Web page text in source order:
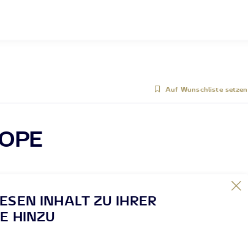
Auf Wunschliste setzen
INHALT ZU IHRER
HINZU